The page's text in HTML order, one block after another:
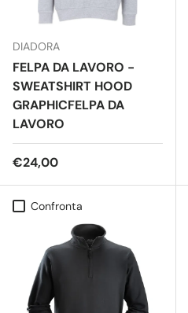
DIADORA
FELPA DA LAVORO -
SWEATSHIRT HOOD
GRAPHICFELPA DA
LAVORO
€24,00
Confronta